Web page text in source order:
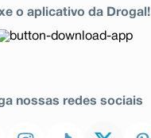
o aplicativo da Drogal!
nossas redes sociais